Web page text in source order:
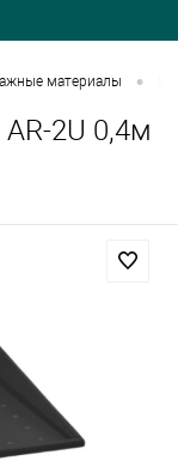
материалы •
2U 0,4м